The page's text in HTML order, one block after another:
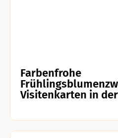
Farbenfrohe
Visitenkarten in